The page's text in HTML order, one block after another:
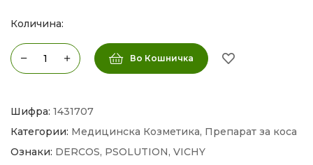
Количина:
Во Кошничка
Шифра: 1431707
Категории: Медицинска Козметика, Препарат за коса
Ознаки: DERCOS, PSOLUTION, VICHY